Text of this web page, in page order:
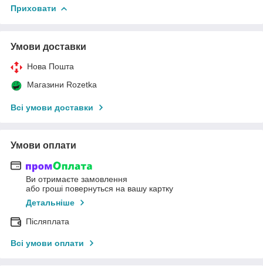
Приховати
Умови доставки
Нова Пошта
Магазини Rozetka
Всі умови доставки
Умови оплати
Ви отримаєте замовлення
або гроші повернуться на вашу картку
Детальніше
Післяплата
Всі умови оплати